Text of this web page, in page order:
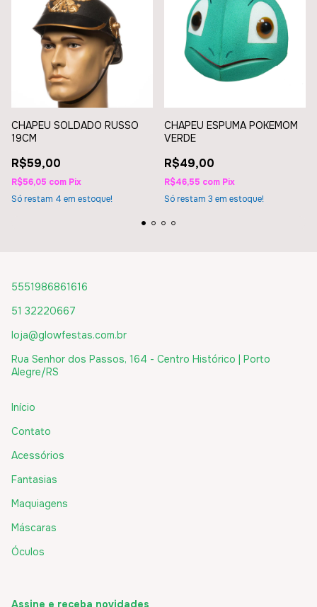
CHAPEU SOLDADO RUSSO
19CM
R$59,00
R$56,05 com Pix
Só restam 4 em estoque!
CHAPEU ESPUMA POKEMOM
VERDE
R$49,00
R$46,55 com Pix
Só restam 3 em estoque!
5551986861616
51 32220667
loja@glowfestas.com.br
Rua Senhor dos Passos, 164 - Centro Histórico | Porto
Alegre/RS
Início
Contato
Acessórios
Fantasias
Maquiagens
Máscaras
Óculos
Assine e receba novidades